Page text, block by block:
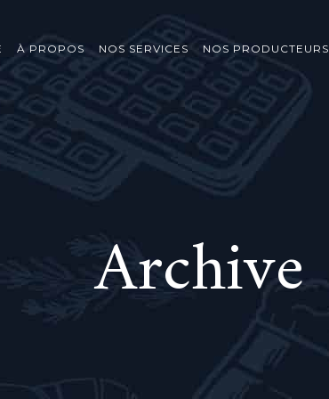
À PROPOS NOS SERVICES NOS PRODUCTEURS
Archive